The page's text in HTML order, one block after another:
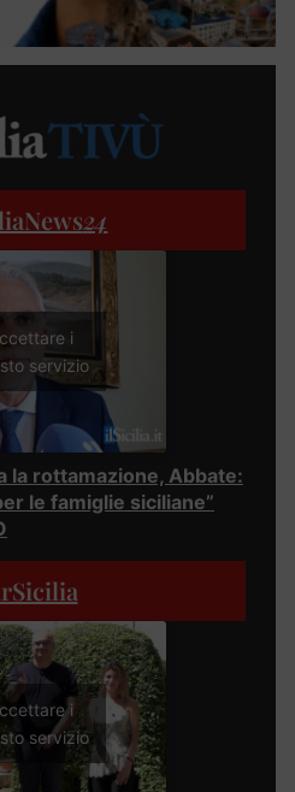
24
i
servizio
la rottamazione, Abbate:
le famiglie siciliane”
i
servizio